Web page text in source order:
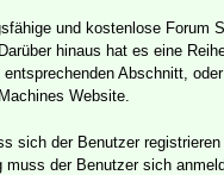
und kostenlose Forum
hinaus hat es eine
Abschnitt,
Website.
sich der Benutzer registrieren
der Benutzer sich